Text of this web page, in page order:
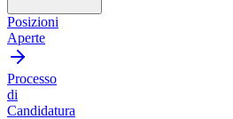
Posizioni
Aperte
Processo
di
Candidatura